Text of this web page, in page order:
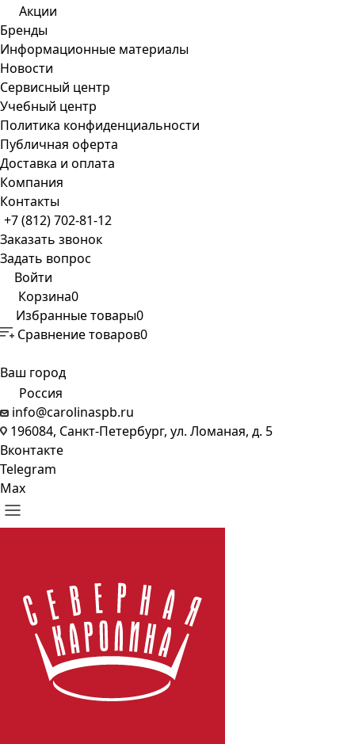
Акции
Бренды
Информационные материалы
Новости
Сервисный центр
Учебный центр
Политика конфиденциальности
Публичная оферта
Доставка и оплата
Компания
Контакты
+7 (812) 702-81-12
Заказать звонок
Задать вопрос
Войти
Корзина0
Избранные товары0
Сравнение товаров0
Ваш город
Россия
info@carolinaspb.ru
196084, Санкт-Петербург, ул. Ломаная, д. 5
Вконтакте
Telegram
Max